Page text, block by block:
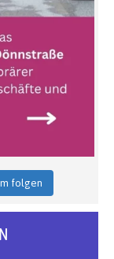
folgen